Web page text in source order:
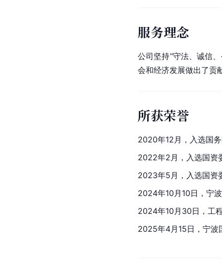
服务理念
公司坚持“守法、诚信
会和经济发展做出了贡
所获荣誉
2020年12月，入选国
2022年2月，入选国资
2023年5月，入选国资
2024年10月10日，宁
2024年10月30日，工
2025年4月15日，宁波